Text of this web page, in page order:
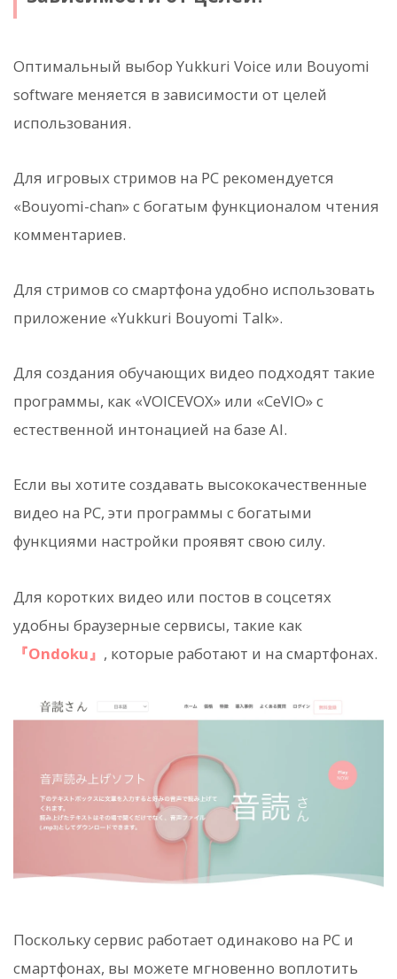
Оптимальный выбор Yukkuri Voice или Bouyomi
software меняется в зависимости от целей
использования.
Для игровых стримов на PC рекомендуется
«Bouyomi-chan» с богатым функционалом чтения
комментариев.
Для стримов со смартфона удобно использовать
приложение «Yukkuri Bouyomi Talk».
Для создания обучающих видео подходят такие
программы, как «VOICEVOX» или «CeVIO» с
естественной интонацией на базе AI.
Если вы хотите создавать высококачественные
видео на PC, эти программы с богатыми
функциями настройки проявят свою силу.
Для коротких видео или постов в соцсетях
удобны браузерные сервисы, такие как
『Ondoku』 , которые работают и на смартфонах.
Поскольку сервис работает одинаково на PC и
смартфонах, вы можете мгновенно воплотить